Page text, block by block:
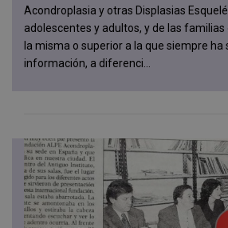
Acondroplasia y otras Displasias
adolescentes y adultos, y de las familias
la misma o superior a la que siempre ha
información, a diferenci...